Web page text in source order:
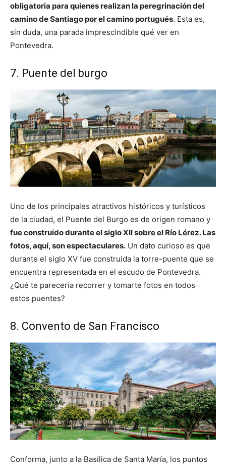
obligatoria para quienes realizan la peregrinación del
camino de Santiago por el camino portugués. Esta es,
sin duda, una parada imprescindible qué ver en
Pontevedra.
7. Puente del burgo
Uno de los principales atractivos históricos y turísticos
de la ciudad, el Puente del Burgo es de origen romano y
fue construido durante el siglo XII sobre el Río Lérez. Las
fotos, aquí, son espectaculares. Un dato curioso es que
durante el siglo XV fue construida la torre-puente que se
encuentra representada en el escudo de Pontevedra.
¿Qué te parecería recorrer y tomarte fotos en todos
estos puentes?
8. Convento de San Francisco
Conforma, junto a la Basílica de Santa María, los puntos